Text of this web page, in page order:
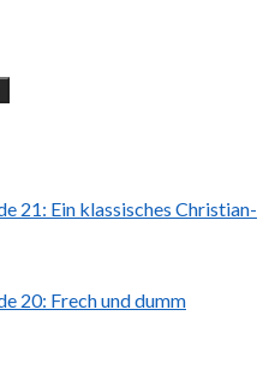
21: Ein klassisches Christian-
20: Frech und dumm